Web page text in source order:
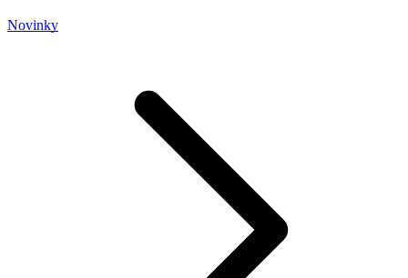
Novinky